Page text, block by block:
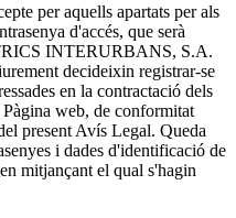
per aquells apartats per als
d'accés, que serà
INTERURBANS, S.A.
decideixin registrar-se
en la contractació dels
web, de conformitat
present Avís Legal. Queda
i dades d'identificació de
mitjançant el qual s'hagin